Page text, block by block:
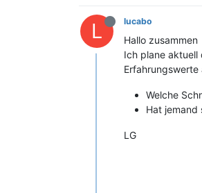
L lucabo
Hallo zusammen
Ich plane aktuell
Welche
Hat jemand
LG